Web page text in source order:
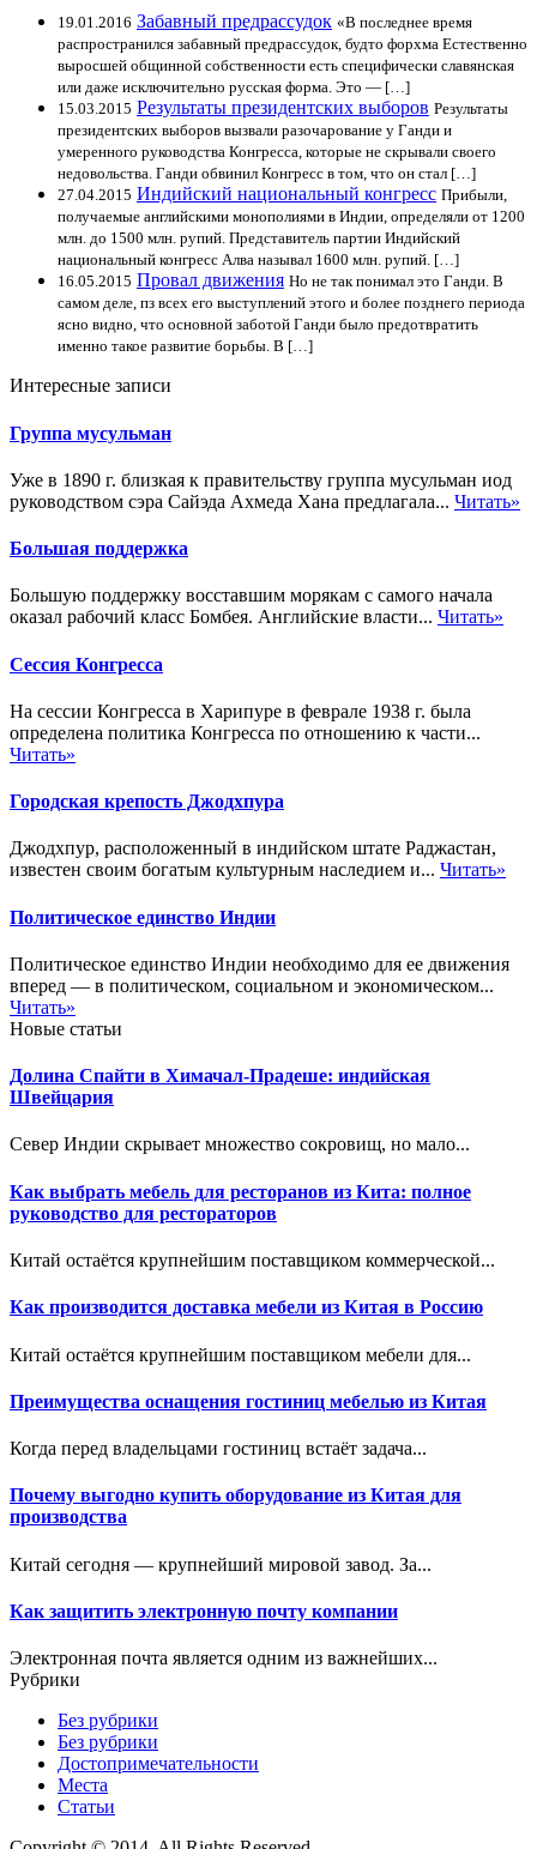
19.01.2016 Забавный предрассудок «В последнее время
распространился забавный предрассудок, будто форхма Естественно
выросшей общинной собственности есть специфически славянская
или даже исключительно русская форма. Это — […]
15.03.2015 Результаты президентских выборов Результаты
президентских выборов вызвали разочарование у Ганди и
умеренного руководства Конгресса, которые не скрывали своего
недовольства. Ганди обвинил Конгресс в том, что он стал […]
27.04.2015 Индийский национальный конгресс Прибыли,
получаемые английскими монополиями в Индии, определяли от 1200
млн. до 1500 млн. рупий. Представитель партии Индийский
национальный конгресс Алва называл 1600 млн. рупий. […]
16.05.2015 Провал движения Но не так понимал это Ганди. В
самом деле, пз всех его выступлений этого и более позднего периода
ясно видно, что основной заботой Ганди было предотвратить
именно такое развитие борьбы. В […]
Интересные записи
Группа мусульман
Уже в 1890 г. близкая к правительству группа мусульман иод
руководством сэра Сайэда Ахмеда Хана предлагала... Читать»
Большая поддержка
Большую поддержку восставшим морякам с самого начала
оказал рабочий класс Бомбея. Английские власти... Читать»
Сессия Конгресса
На сессии Конгресса в Харипуре в феврале 1938 г. была
определена политика Конгресса по отношению к части...
Читать»
Городская крепость Джодхпура
Джодхпур, расположенный в индийском штате Раджастан,
известен своим богатым культурным наследием и... Читать»
Политическое единство Индии
Политическое единство Индии необходимо для ее движения
вперед — в политическом, социальном и экономическом...
Читать»
Новые статьи
Долина Спайти в Химачал-Прадеше: индийская
Швейцария
Север Индии скрывает множество сокровищ, но мало...
Как выбрать мебель для ресторанов из Кита: полное
руководство для рестораторов
Китай остаётся крупнейшим поставщиком коммерческой...
Как производится доставка мебели из Китая в Россию
Китай остаётся крупнейшим поставщиком мебели для...
Преимущества оснащения гостиниц мебелью из Китая
Когда перед владельцами гостиниц встаёт задача...
Почему выгодно купить оборудование из Китая для
производства
Китай сегодня — крупнейший мировой завод. За...
Как защитить электронную почту компании
Электронная почта является одним из важнейших...
Рубрики
Без рубрики
Без рубрики
Достопримечательности
Места
Статьи